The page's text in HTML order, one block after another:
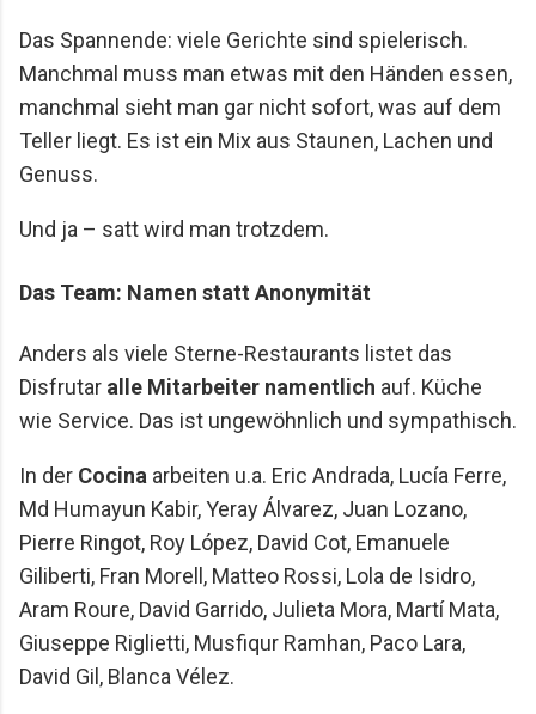
Das Spannende: viele Gerichte sind spielerisch.
Manchmal muss man etwas mit den Händen essen,
manchmal sieht man gar nicht sofort, was auf dem
Teller liegt. Es ist ein Mix aus Staunen, Lachen und
Genuss.
Und ja – satt wird man trotzdem.
Das Team: Namen statt Anonymität
Anders als viele Sterne-Restaurants listet das
Disfrutar alle Mitarbeiter namentlich auf. Küche
wie Service. Das ist ungewöhnlich und sympathisch.
In der Cocina arbeiten u.a. Eric Andrada, Lucía Ferre,
Md Humayun Kabir, Yeray Álvarez, Juan Lozano,
Pierre Ringot, Roy López, David Cot, Emanuele
Giliberti, Fran Morell, Matteo Rossi, Lola de Isidro,
Aram Roure, David Garrido, Julieta Mora, Martí Mata,
Giuseppe Riglietti, Musfiqur Ramhan, Paco Lara,
David Gil, Blanca Vélez.